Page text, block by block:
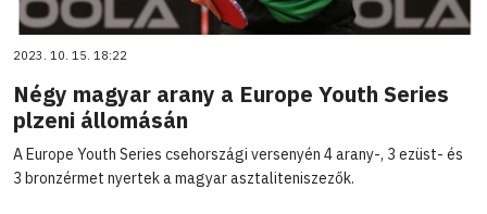
2023. 10. 15. 18:22
Négy magyar arany a Europe Youth Series
plzeni állomásán
A Europe Youth Series csehországi versenyén 4 arany-, 3 ezüst- és
3 bronzérmet nyertek a magyar asztaliteniszezők.